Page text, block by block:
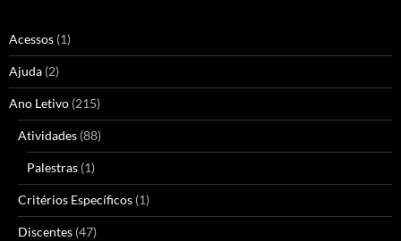
Acessos (1)
Ajuda (2)
Ano Letivo (215)
Atividades (88)
Palestras (1)
Critérios Específicos (1)
Discentes (47)